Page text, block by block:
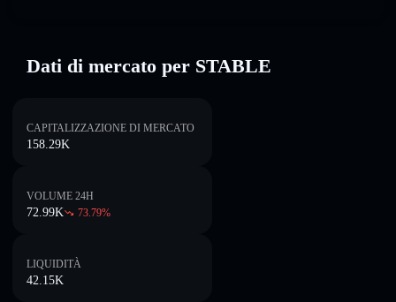
Dati di mercato per STABLE
CAPITALIZZAZIONE DI MERCATO
158.29K
VOLUME 24H
72.99K 73.79%
LIQUIDITÀ
42.15K